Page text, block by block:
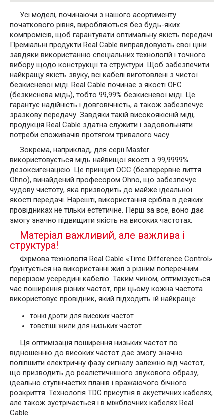
Усі моделі, починаючи з нашого асортименту
початкового рівня, виробляються без будь-яких
компромісів, щоб гарантувати оптимальну якість передачі.
Преміальні продукти Real Cable виправдовують свої ціни
завдяки використанню спеціальних технологій і точного
вибору щодо конструкції та структури. Щоб забезпечити
найкращу якість звуку, всі кабелі виготовлені з чистої
безкисневої міді. Real Cable починає з якості OFC
(безкиснева мідь), тобто 99,99% безкисневої міді. Це
гарантує надійність і довговічність, а також забезпечує
зразкову передачу. Завдяки такій високоякісній міді,
продукція Real Cable здатна служити і задовольняти
потреби споживачів протягом тривалого часу.
Зокрема, наприклад, для серії Master
використовується мідь найвищої якості з 99,9999%
дезоксигенацією. Це принцип OCC (безперервне лиття
Ohno), винайдений професором Ohno, що забезпечує
чудову чистоту, яка призводить до майже ідеальної
якості передачі. Нарешті, використання срібла в деяких
провідниках не тільки естетичне. Перш за все, воно дає
змогу значно підвищити якість на високих частотах.
Матеріал важливий, але важлива і
структура!
Фірмова технологія Real Cable «Time Difference Control»
ґрунтується на використанні жил з різним поперечним
перерізом усередині кабелю. Таким чином, оптимізується
час поширення різних частот, при цьому кожна частота
використовує провідник, який підходить їй найкраще:
тонкі дроти для високих частот
товстіші жили для низьких частот
Ця оптимізація поширення низьких частот по
відношенню до високих частот дає змогу значно
поліпшити електричну фазу сигналу залежно від частот,
що призводить до реалістичнішого звукового образу,
ідеально ступінчастих планів і вражаючого бічного
розкриття. Технологія TDC присутня в акустичних кабелях,
але також зустрічається і в міжблочних кабелях Real
Cable.